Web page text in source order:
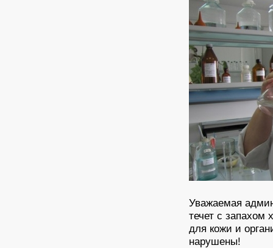
Уважаемая
течет с запахом
для кожи и
нарушены!